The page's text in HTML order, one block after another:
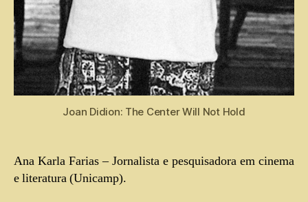
Joan Didion: The Center Will Not Hold
Ana Karla Farias – Jornalista e pesquisadora em cinema
e literatura (Unicamp).